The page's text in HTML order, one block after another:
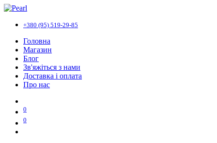
+380 (95) 519-29-85
Головна
Магазин
Блог
Зв'яжіться з нами
Доставка і оплата
Про нас
0
0